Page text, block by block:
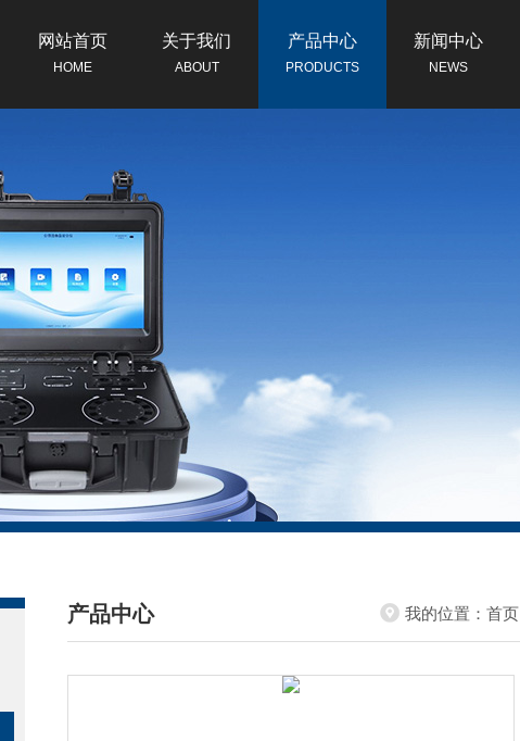
网站首页
HOME
关于我们
ABOUT
产品中心
PRODUCTS
新闻中心
NEWS
产品中心
/ PRODUCTS CENTER
我的位置： 首页